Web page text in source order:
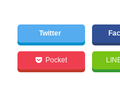
Twitter
Pocket